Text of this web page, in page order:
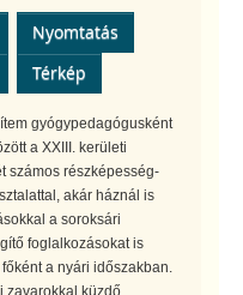
Nyomtatás
Térkép
gyógypedagógusként
a XXIII. kerületi
számos részképesség-
akár háznál is
a soroksári
foglalkozásokat is
a nyári időszakban.
zavarokkal küzdő